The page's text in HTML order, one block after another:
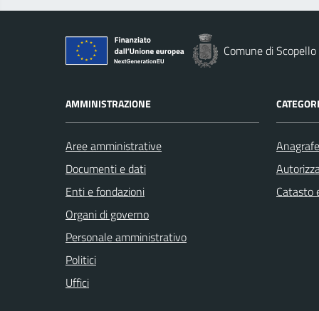
Comune di Scopello
AMMINISTRAZIONE
Aree amministrative
Documenti e dati
Enti e fondazioni
Organi di governo
Personale amministrativo
Politici
Uffici
Catasto